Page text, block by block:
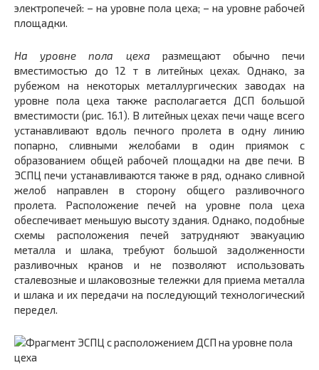
электропечей: – на уровне пола цеха; – на уровне рабочей
площадки.
На уровне пола цеха размещают обычно печи
вместимостью до 12 т в литейных цехах. Однако, за
рубежом на некоторых металлургических заводах на
уровне пола цеха также располагается ДСП большой
вместимости (рис. 16.1). В литейных цехах печи чаще всего
устанавливают вдоль печного пролета в одну линию
попарно, сливными желобами в один приямок с
образованием общей рабочей площадки на две печи. В
ЭСПЦ печи устанавливаются также в ряд, однако сливной
желоб направлен в сторону общего разливочного
пролета. Расположение печей на уровне пола цеха
обеспечивает меньшую высоту здания. Однако, подобные
схемы расположения печей затрудняют эвакуацию
металла и шлака, требуют большой задолженности
разливочных кранов и не позволяют использовать
сталевозные и шлаковозные тележки для приема металла
и шлака и их передачи на последующий технологический
передел.